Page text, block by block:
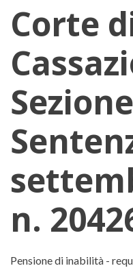
Corte
n.
Corte di
Pensione di inabilità -